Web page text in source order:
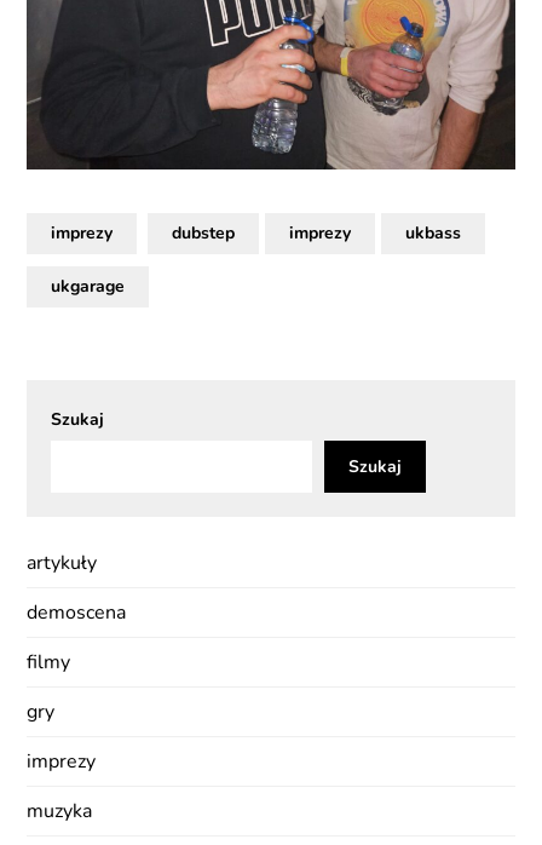
imprezy dubstep imprezy ukbass
ukgarage
Szukaj
Szukaj
artykuły
demoscena
filmy
gry
imprezy
muzyka